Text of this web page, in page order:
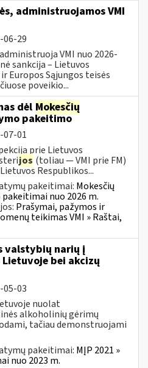
administruojamos VMI
06-29
VMI nuo 2026-
sankcija – Lietuvos
Europos Sąjungos teisės
poveikio...
dėl Mokesčių
pakeitimo
07-01
prie Lietuvos
jos (toliau — VMI prie FM)
Respublikos...
pakeitimai: Mokesčių
nuo 2026 m.
Prašymai, pažymos ir
teikimas VMI » Raštai,
valstybių narių į
bei akcizų
05-03
nuolat
alkoholinių gėrimų
tačiau demonstruojami
pakeitimai: MĮP 2021 »
nuo 2023 m.